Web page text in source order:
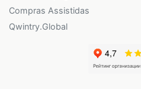
Compras Assistidas
Qwintry.Global